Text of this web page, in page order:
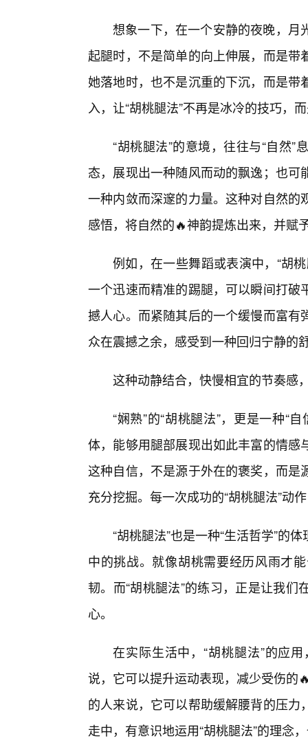
想象一下，在一个安静的夜晚，月
起腿时，不是简单的向上伸展，而是
她落地时，也不是沉重的下沉，而是
入，让“胡桃腿法”不再是冰冷的技巧，
“胡桃腿法”的意境，往往与“自然
态，展现出一种随风而动的飘逸；也
一种内敛而深邃的力量。这种对自然
感悟，将自然的🔥神韵提炼出来，并赋
例如，在一些舞蹈或表演中，“胡
一个迅速而精准的踢腿，可以瞬间打
撼人心。而紧随其后的一个缓慢而富
众在震撼之余，感受到一种回归宁静的
这种动静结合，快慢相宜的节奏感
“娴熟”的“胡桃腿法”，更是一种“
体，能够用腿部展现出如此丰富的情
这种自信，不是源于外在的褒奖，而
充分挖掘。每一次成功的“胡桃腿法”动
“胡桃腿法”也是一种“生活哲学”的
中的挑战。就像胡桃需要经历风雨才
韧。而“胡桃腿法”的练习，正是让我
心。
在实际生活中，“胡桃腿法”的应
说，它可以提升运动表现，减少受伤的
的人来说，它可以帮助缓解腰背的压
走中，有意识地运用“胡桃腿法”的理念